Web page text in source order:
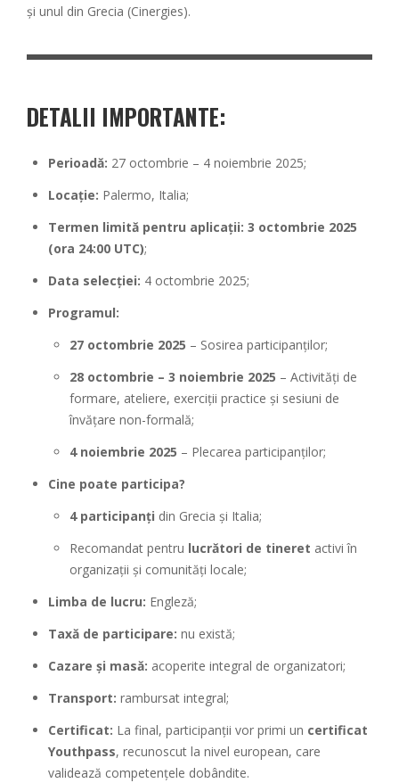
și unul din Grecia (Cinergies).
DETALII IMPORTANTE:
Perioadă: 27 octombrie – 4 noiembrie 2025;
Locație: Palermo, Italia;
Termen limită pentru aplicații: 3 octombrie 2025
(ora 24:00 UTC);
Data selecției: 4 octombrie 2025;
Programul:
27 octombrie 2025 – Sosirea participanților;
28 octombrie – 3 noiembrie 2025 – Activități de
formare, ateliere, exerciții practice și sesiuni de
învățare non-formală;
4 noiembrie 2025 – Plecarea participanților;
Cine poate participa?
4 participanți din Grecia și Italia;
Recomandat pentru lucrători de tineret activi în
organizații și comunități locale;
Limba de lucru: Engleză;
Taxă de participare: nu există;
Cazare și masă: acoperite integral de organizatori;
Transport: rambursat integral;
Certificat: La final, participanții vor primi un certificat
Youthpass, recunoscut la nivel european, care
validează competențele dobândite.